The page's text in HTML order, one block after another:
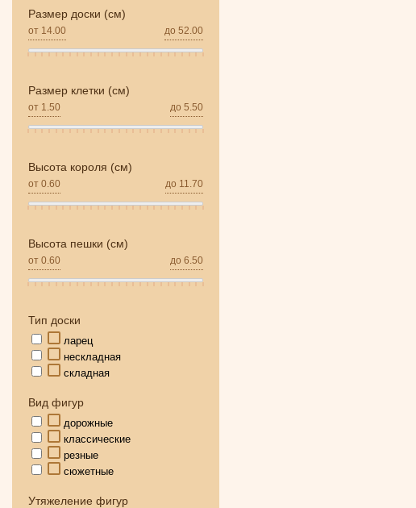
Размер доски (см)
от 14.00 до 52.00
Размер клетки (см)
от 1.50 до 5.50
Высота короля (см)
от 0.60 до 11.70
Высота пешки (см)
от 0.60 до 6.50
Тип доски
ларец
нескладная
складная
Вид фигур
дорожные
классические
резные
сюжетные
Утяжеление фигур